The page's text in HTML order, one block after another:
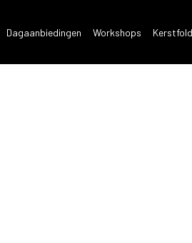
Dagaanbiedingen Workshops